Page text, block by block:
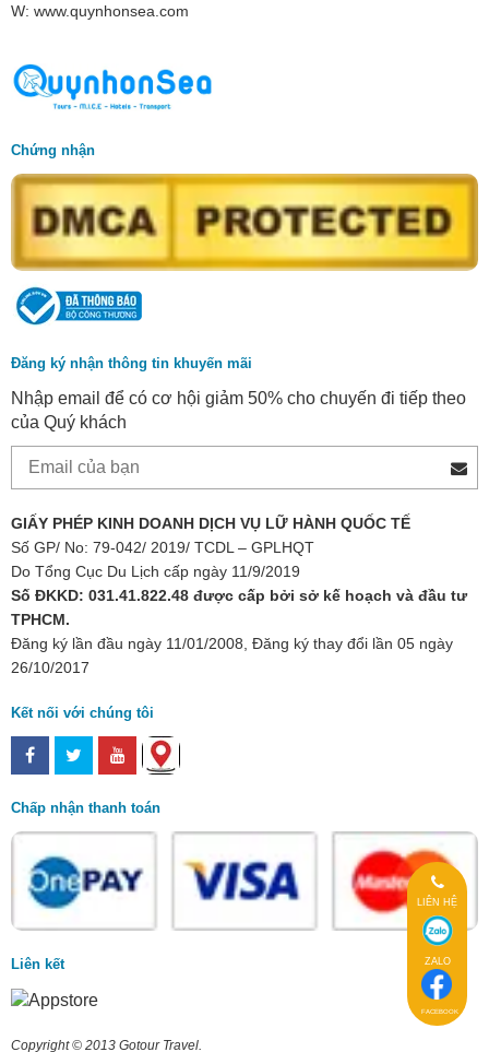
FACEBOOK
ZALO
LIÊN HỆ
W: www.quynhonsea.com
Chứng nhận
Đăng ký nhận thông tin khuyến mãi
Nhập email để có cơ hội giảm 50% cho chuyến đi tiếp theo
của Quý khách
GIẤY PHÉP KINH DOANH DỊCH VỤ LỮ HÀNH QUỐC TẾ
Số GP/ No: 79-042/ 2019/ TCDL – GPLHQT
Do Tổng Cục Du Lịch cấp ngày 11/9/2019
Số ĐKKD: 031.41.822.48 được cấp bởi sở kế hoạch và đầu tư
TPHCM.
Đăng ký lần đầu ngày 11/01/2008, Đăng ký thay đổi lần 05 ngày
26/10/2017
Kết nối với chúng tôi
Chấp nhận thanh toán
Liên kết
Copyright © 2013 Gotour Travel.